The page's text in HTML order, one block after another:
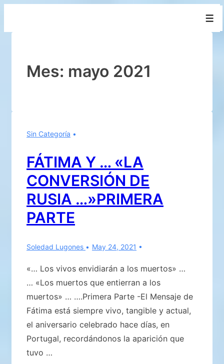
principalMes: mayo 2021
Sin Categoría
FÁTIMA Y … «LA
CONVERSIÓN DE
RUSIA …»PRIMERA
PARTE
Soledad Lugones May 24, 2021
«… Los vivos envidiarán a los muertos» …
… «Los muertos que entierran a los
muertos» … ….Primera Parte -El Mensaje de
Fátima está siempre vivo, tangible y actual,
el aniversario celebrado hace días, en
Portugal, recordándonos la aparición que
tuvo …